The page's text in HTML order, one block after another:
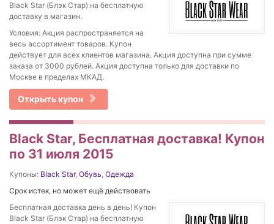
Black Star (Блэк Стар) на бесплатную
доставку в магазин.
Условия: Акция распространяется на
весь ассортимент товаров. Купон
действует для всех клиентов магазина. Акция доступна при сумме
заказа от 3000 рублей. Акция доступна только для доставки по
Москве в пределах МКАД.
Открыть купон
Black Star, Бесплатная доставка! Купон
по 31 июля 2015
Купоны: Black Star, Обувь, Одежда
Срок истек, но может ещё действовать
Бесплатная доставка день в день! Купон
Black Star (Блэк Стар) на бесплатную